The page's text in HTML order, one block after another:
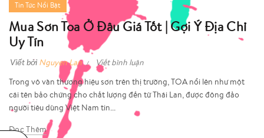
Tin Tức Nổi Bật
Mua Sơn Toa Ở Đâu Giá Tốt | Gợi Ý Địa Chỉ
Uy Tín
Viết bởi Nguyen Lan
Viết bình luận
Trong vô vàn thương hiệu sơn trên thị trường, TOA nổi lên như một
cái tên bảo chứng cho chất lượng đến từ Thái Lan, được đông đảo
người tiêu dùng Việt Nam tin...
Đọc Thêm